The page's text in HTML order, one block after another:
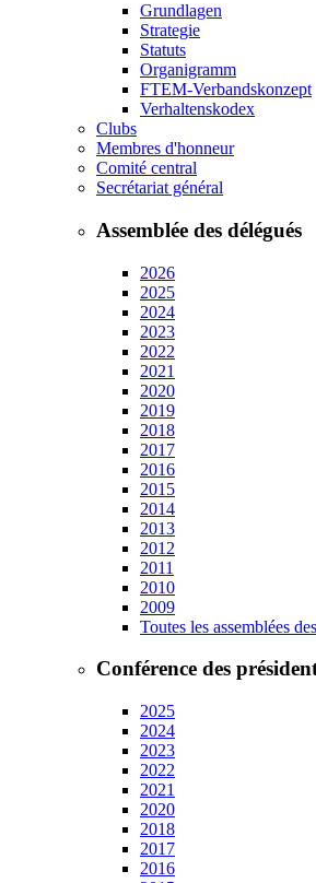
Grundlagen
Strategie
Statuts
Organigramm
FTEM-Verbandskonzept
Verhaltenskodex
Clubs
Membres d'honneur
Comité central
Secrétariat général
Assemblée des délégués
2026
2025
2024
2023
2022
2021
2020
2019
2018
2017
2016
2015
2014
2013
2012
2011
2010
2009
Toutes les assemblées
Conférence des
2025
2024
2023
2022
2021
2020
2018
2017
2016